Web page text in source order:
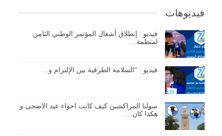
فيديوهات
فيديو : إنطلاق أشغال المؤتمر الوطني الثامن
لمنظمة…
فيديو : “السلامة الطرقية بين الإلتزام و…
سولنا المراكشين كيف كانت اجواء عيد الاضحى و
هكذا كان…